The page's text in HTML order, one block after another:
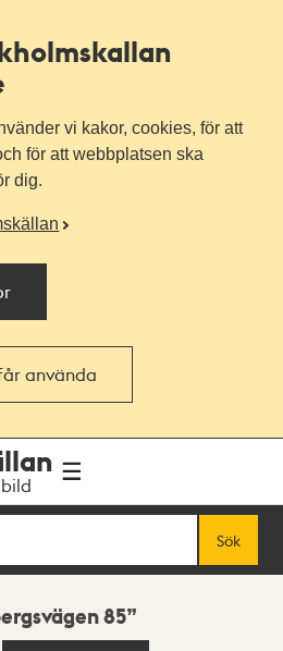
vi kakor, cookies, för att
för att webbplatsen ska
dig.
använda
Sök
85